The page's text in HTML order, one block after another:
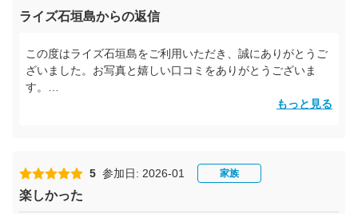
ライズ石垣島からの返信
この度はライズ石垣島をご利用いただき、誠にありがとうご
ざいました。お写真と嬉しい口コミをありがとうございま
す。
また、ドローン撮影についても「利用して良かった」と感じ
ていただけたようで何よりです。上空からの映像は、その時
もっと見る
5 参加日: 2026-01 家族
楽しかった